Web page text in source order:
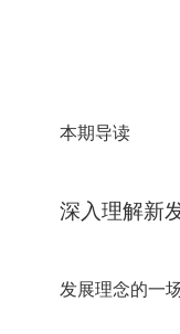
本期导读
深入理解新
发展理念的一